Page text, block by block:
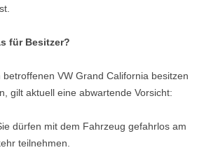
für Besitzer?
VW Grand California besitzen
gilt aktuell eine abwartende Vorsicht:
dürfen mit dem Fahrzeug gefahrlos am
teilnehmen.